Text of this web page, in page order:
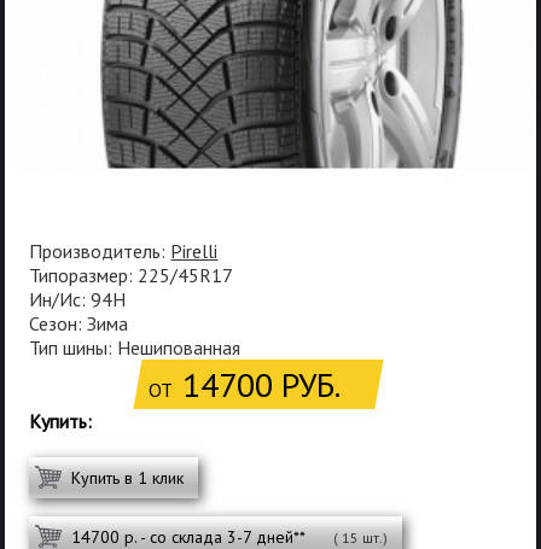
Производитель: Pirelli
Типоразмер: 225/45R17
Ин/Ис: 94H
Сезон: Зима
Тип шины: Нешипованная
ОТ 14700 РУБ.
Купить:
Купить в 1 клик
14700 р. - со склада 3-7 дней** ( 15 шт.)